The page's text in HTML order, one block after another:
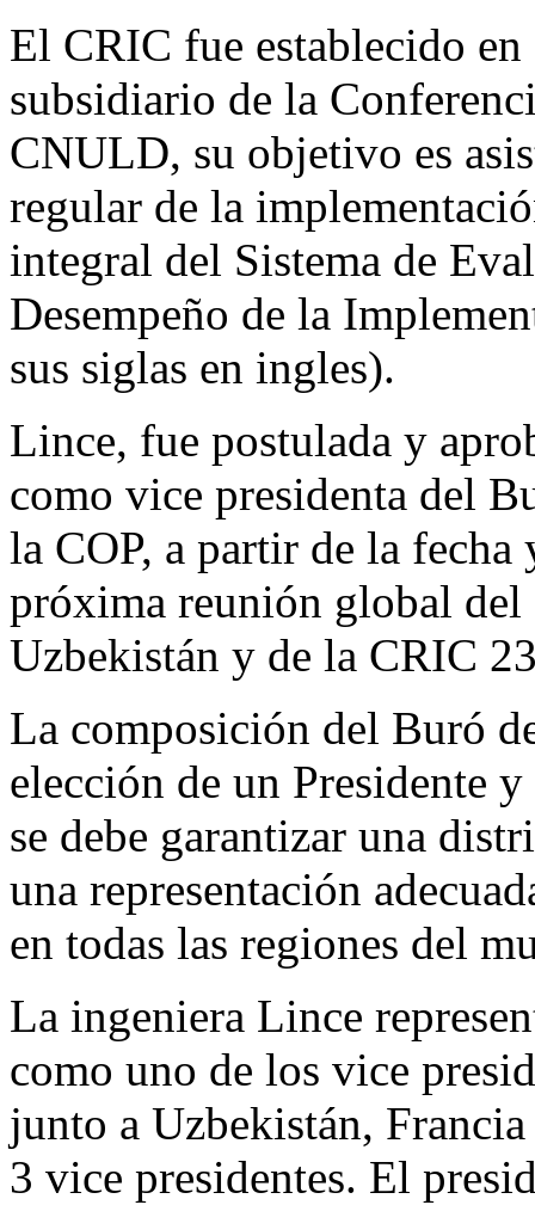
El CRIC fue establecido
subsidiario de la
CNULD, su objetivo es
regular de la
integral del Sistema de
Desempeño de la
sus siglas en ingles).
Lince, fue postulada y
como vice presidenta del
la COP, a partir de la fecha
próxima reunión global
Uzbekistán y de la CRIC
La composición del Buró
elección de un Presidente
se debe garantizar una
una representación
en todas las regiones del
La ingeniera Lince
como uno de los vice
junto a Uzbekistán,
3 vice presidentes. El